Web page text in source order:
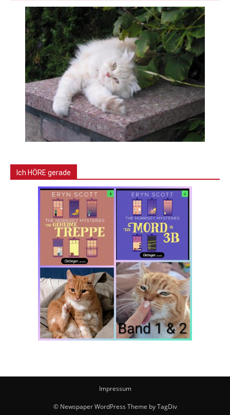
Ich HÖRE gerade
Impressum
© Newspaper WordPress Theme by TagDiv